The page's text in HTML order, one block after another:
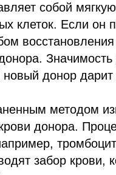
собой
клеток. Если он
донор
методом
донора.
забор